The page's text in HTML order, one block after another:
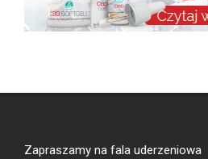
Zapraszamy na fala uderzeniowa